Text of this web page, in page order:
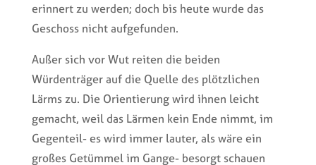
erinnert zu werden; doch bis heute wurde das
Geschoss nicht aufgefunden.
Außer sich vor Wut reiten die beiden
Würdenträger auf die Quelle des plötzlichen
Lärms zu. Die Orientierung wird ihnen leicht
gemacht, weil das Lärmen kein Ende nimmt, im
Gegenteil- es wird immer lauter, als wäre ein
großes Getümmel im Gange- besorgt schauen